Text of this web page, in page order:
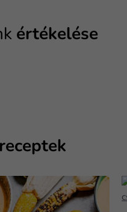
értékelése
receptek